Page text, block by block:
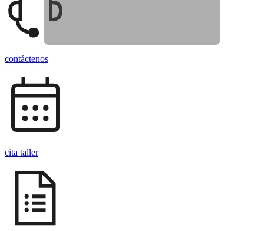
Arrastra para ver el vehículo en
contáctenos
cita taller